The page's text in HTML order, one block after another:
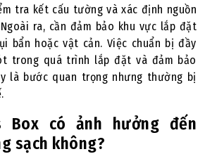
tra kết cấu tường và xác định nguồn
ra, cần đảm bảo khu vực lắp đặt
bẩn hoặc vật cản. Việc chuẩn bị đầy
trong quá trình lắp đặt và đảm bảo
là bước quan trọng nhưng thường bị
Box có ảnh hưởng đến
sạch không?